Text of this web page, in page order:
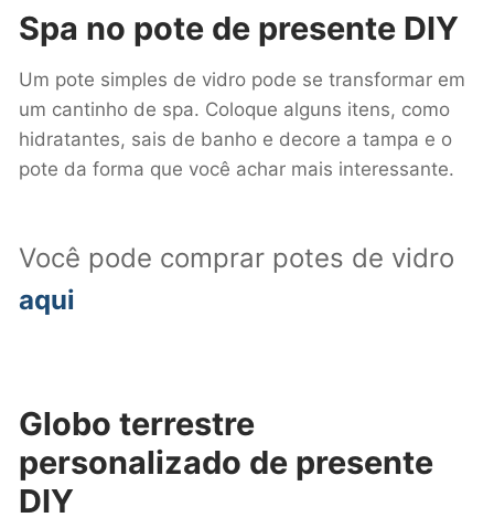
Spa no pote de presente DIY
Um pote simples de vidro pode se transformar em
um cantinho de spa. Coloque alguns itens, como
hidratantes, sais de banho e decore a tampa e o
pote da forma que você achar mais interessante.
Você pode comprar potes de vidro
aqui
Globo terrestre
personalizado de presente
DIY